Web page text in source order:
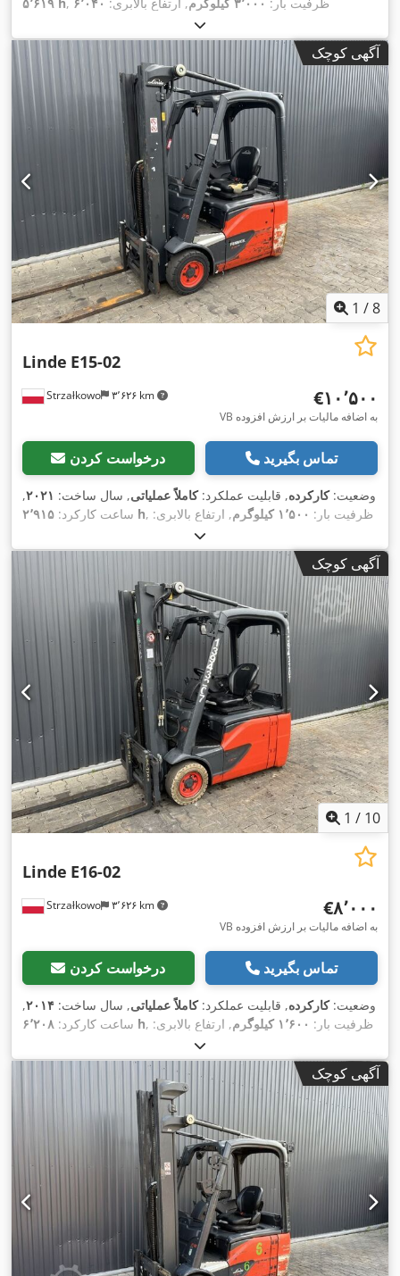
۵٬۶۱۹ h , ظرفیت بار: ۳٬۰۰۰ کیلوگرم , ارتفاع بالابری: ۶٬۰۴۰
, نوع دکل:
میلی‌متر, وزن خالی:۶٬۰۰۰ کیلوگرم , کارکرد:۵٬۶۱۹ کیلومتر ,
آگهی کوچک
1 /8
Strzałkowo ۳٬۶۲۶ km
Linde E15-02
‎€۱۰٬۵۰۰
VB به اضافه مالیات بر ارزش افزوده
درخواست کردن تماس بگیرید
وضعیت:کارکرده, قابلیت عملکرد:کاملاً عملیاتی, سال ساخت: ۲۰۲۱,
ساعت کارکرد: ۲٬۹۱۵ h , ظرفیت بار: ۱٬۵۰۰ کیلوگرم
, ارتفاع بالابری:
۱٬۵۱۹ میلی‌متر
نوع دکل:تریپلکس, ارتفاع سازه:۲٬۱۲۱ میلی‌متر
, نوع سیستم انتقال
Elektro آگهی کوچک
1 / 10
Strzałkowo ۳٬۶۲۶ km
Linde E16-02
‎€۸٬۰۰۰
VB به اضافه مالیات بر ارزش افزوده
درخواست کردن تماس بگیرید
وضعیت:کارکرده, قابلیت عملکرد:کاملاً عملیاتی, سال ساخت: ۲۰۱۴,
ساعت کارکرد: ۶٬۲۰۸ h , ظرفیت بار: ۱٬۶۰۰ کیلوگرم
, ارتفاع بالابری:
۱٬۵۱۹ میلی‌متر
نوع دکل:تریپلکس, ارتفاع سازه:۲٬۱۲۱ میلی‌متر
, نوع سیستم انتقال
آگهی کوچک